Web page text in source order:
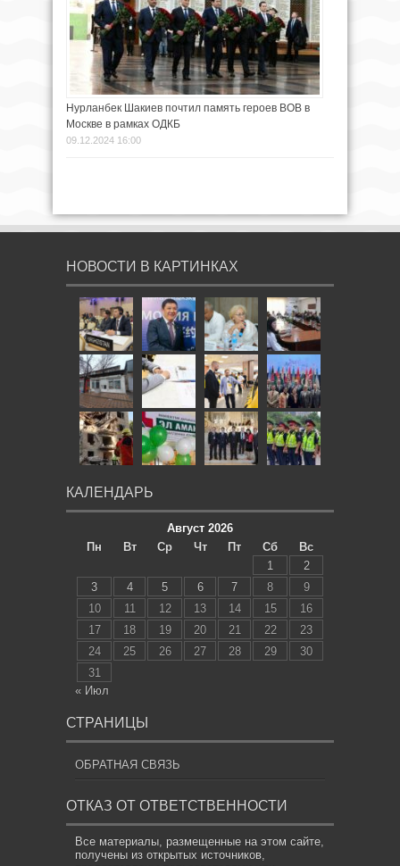
Нурланбек Шакиев почтил память героев ВОВ в
Москве в рамках ОДКБ
09.12.2024 16:00
НОВОСТИ В КАРТИНКАХ
КАЛЕНДАРЬ
Август 2026
Пн
Вт Ср Чт Пт Сб
Вс
1
2
3
4 5 6 7 8
9
10
11 12 13 14 15
16
17
18 19 20 21 22
23
24
25 26 27 28 29
30
31
« Июл
СТРАНИЦЫ
ОБРАТНАЯ СВЯЗЬ
ОТКАЗ ОТ ОТВЕТСТВЕННОСТИ
Все материалы, размещенные на этом сайте,
получены из открытых источников,